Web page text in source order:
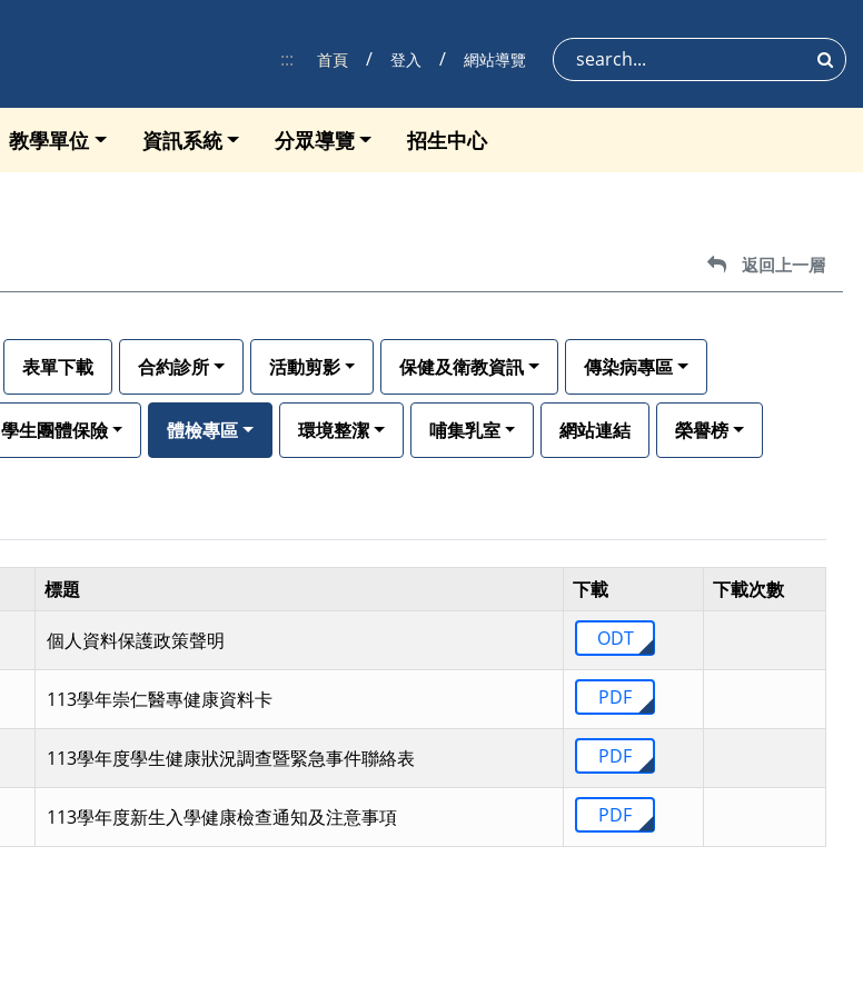
:::
首頁 登入 網站導覽 搜尋
教學單位 資訊系統 分眾導覽 招生中心
返回上一層
返回上一層
表單下載 合約診所 活動剪影 保健及衛教資訊 傳染病專區
學生團體保險 體檢專區 環境整潔 哺集乳室 網站連結 榮譽榜
標題 下載 下載次數
個人資料保護政策聲明 ODT
113學年崇仁醫專健康資料卡 PDF
113學年度學生健康狀況調查暨緊急事件聯絡表 PDF
113學年度新生入學健康檢查通知及注意事項 PDF